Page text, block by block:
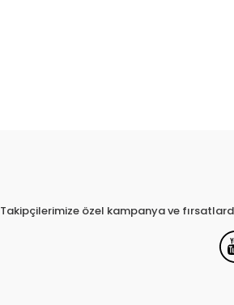
Takipçilerimize özel kampanya ve